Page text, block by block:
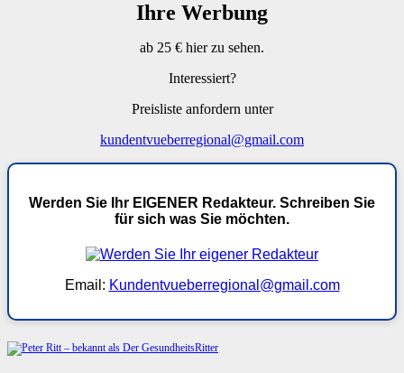
Ihre Werbung
ab 25 € hier zu sehen.
Interessiert?
Preisliste anfordern unter
kundentvueberregional@gmail.com
Werden Sie Ihr EIGENER Redakteur. Schreiben Sie
für sich was Sie möchten.
Email: Kundentvueberregional@gmail.com